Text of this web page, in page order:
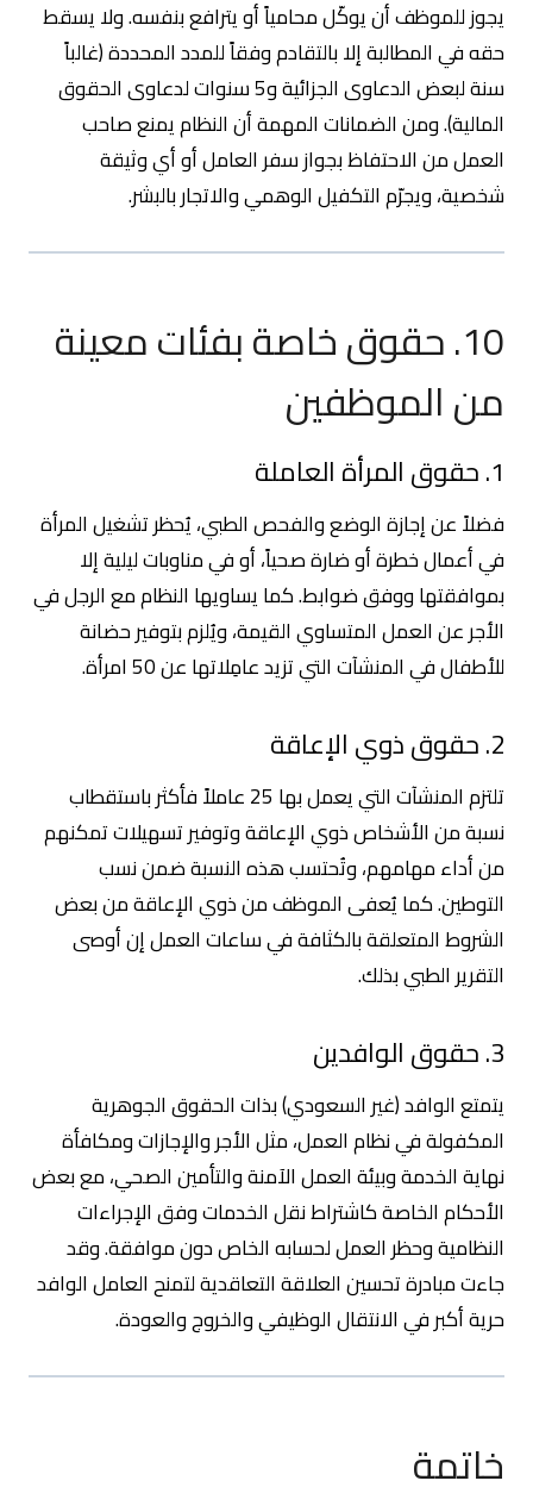
يجوز للموظف أن يوكّل محامياً أو يترافع بنفسه. ولا يسقط
حقه في المطالبة إلا بالتقادم وفقاً للمدد المحددة (غالباً
سنة لبعض الدعاوى الجزائية و5 سنوات لدعاوى الحقوق
المالية). ومن الضمانات المهمة أن النظام يمنع صاحب
العمل من الاحتفاظ بجواز سفر العامل أو أي وثيقة
شخصية، ويجرّم التكفيل الوهمي والاتجار بالبشر.
10. حقوق خاصة بفئات معينة
من الموظفين
1. حقوق المرأة العاملة
فضلاً عن إجازة الوضع والفحص الطبي، يُحظر تشغيل المرأة
في أعمال خطرة أو ضارة صحياً، أو في مناوبات ليلية إلا
بموافقتها ووفق ضوابط. كما يساويها النظام مع الرجل في
الأجر عن العمل المتساوي القيمة، ويُلزم بتوفير حضانة
للأطفال في المنشآت التي تزيد عامِلاتها عن 50 امرأة.
2. حقوق ذوي الإعاقة
تلتزم المنشآت التي يعمل بها 25 عاملاً فأكثر باستقطاب
نسبة من الأشخاص ذوي الإعاقة وتوفير تسهيلات تمكنهم
من أداء مهامهم، وتُحتسب هذه النسبة ضمن نسب
التوطين. كما يُعفى الموظف من ذوي الإعاقة من بعض
الشروط المتعلقة بالكثافة في ساعات العمل إن أوصى
التقرير الطبي بذلك.
3. حقوق الوافدين
يتمتع الوافد (غير السعودي) بذات الحقوق الجوهرية
المكفولة في نظام العمل، مثل الأجر والإجازات ومكافأة
نهاية الخدمة وبيئة العمل الآمنة والتأمين الصحي، مع بعض
الأحكام الخاصة كاشتراط نقل الخدمات وفق الإجراءات
النظامية وحظر العمل لحسابه الخاص دون موافقة. وقد
جاءت مبادرة تحسين العلاقة التعاقدية لتمنح العامل الوافد
حرية أكبر في الانتقال الوظيفي والخروج والعودة.
خاتمة